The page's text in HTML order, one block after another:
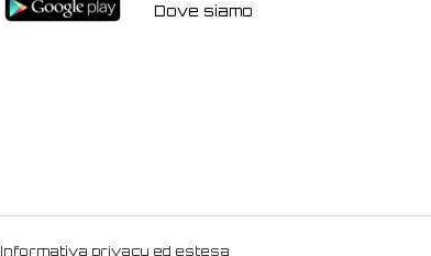
Dove siamo
Informativa privacy ed estesa